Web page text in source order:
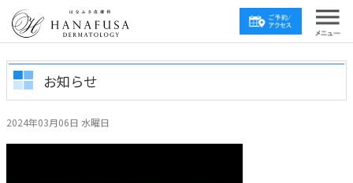
お知らせ
2024年03月06日 水曜日